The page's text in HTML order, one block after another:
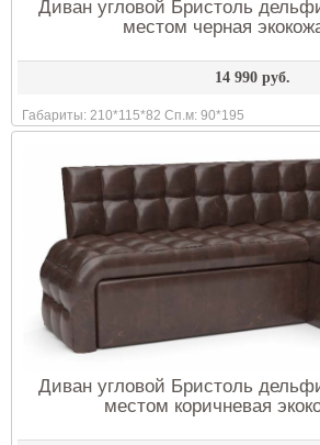
Диван угловой Бристоль
местом черная
14 990 руб.
Габариты: 210*115*82 Сп.м: 90*195
Диван угловой Бристоль
местом коричневая